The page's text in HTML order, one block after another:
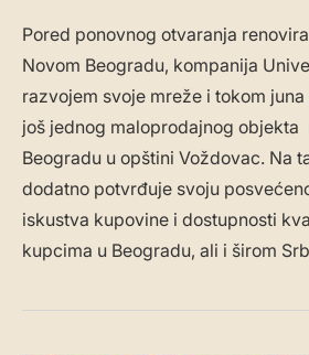
Pored ponovnog otvaranja
Novom Beogradu, kompanija
razvojem svoje mreže i tokom
još jednog maloprodajnog objekta
Beogradu u opštini Voždovac. Na
dodatno potvrđuje svoju
iskustva kupovine i dostupnosti
kupcima u Beogradu, ali i širom